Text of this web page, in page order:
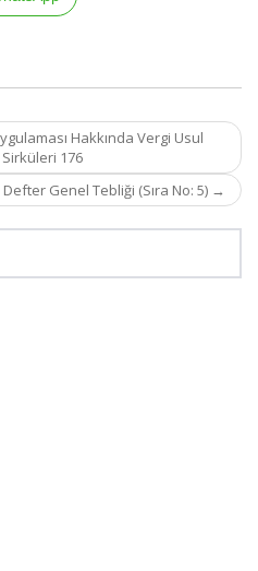
Hakkında Vergi Usul
176
Genel Tebliği (Sıra No: 5) →